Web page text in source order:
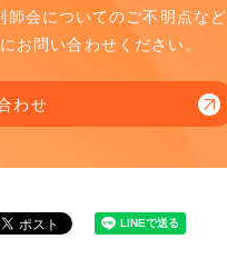
師会についてのご不明点など
お問い合わせください。
わせ